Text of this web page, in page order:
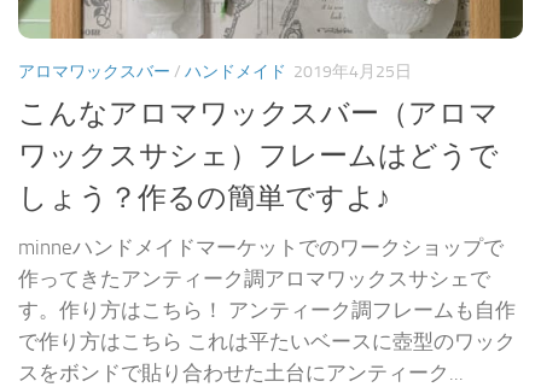
アロマワックスバー / ハンドメイド 2019年4月25日
こんなアロマワックスバー（アロマ
ワックスサシェ）フレームはどうで
しょう？作るの簡単ですよ♪
minneハンドメイドマーケットでのワークショップで
作ってきたアンティーク調アロマワックスサシェで
す。作り方はこちら！ アンティーク調フレームも自作
で作り方はこちら これは平たいベースに壺型のワック
スをボンドで貼り合わせた土台にアンティーク...